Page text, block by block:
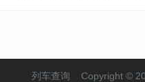
列车查询 Copyright ©